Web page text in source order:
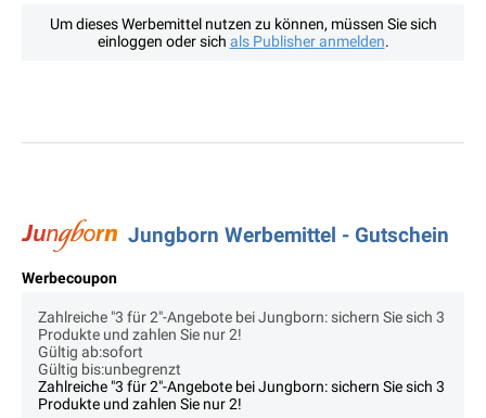
Um dieses Werbemittel nutzen zu können, müssen Sie sich
einloggen oder sich als Publisher anmelden.
Jungborn Werbemittel - Gutschein
Werbecoupon
Zahlreiche "3 für 2"-Angebote bei Jungborn: sichern Sie sich 3
Produkte und zahlen Sie nur 2!
Gültig ab:sofort
Gültig bis:unbegrenzt
Zahlreiche "3 für 2"-Angebote bei Jungborn: sichern Sie sich 3
Produkte und zahlen Sie nur 2!